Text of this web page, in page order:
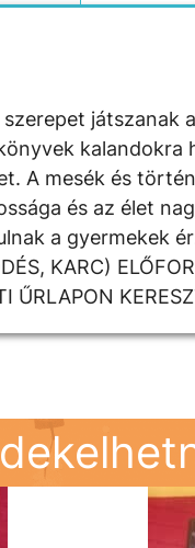
játszanak
A mesék és
és az élet
a gyermekek
KARC)
ŰRLAPON